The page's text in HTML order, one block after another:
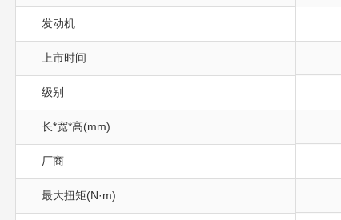
发动机
上市时间
级别
长*宽*高(mm)
厂商
最大扭矩(N·m)